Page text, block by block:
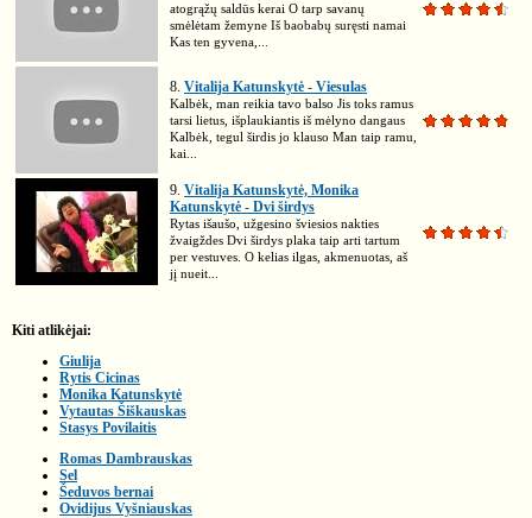
atogrąžų saldūs kerai O tarp savanų
smėlėtam žemyne Iš baobabų suręsti namai
Kas ten gyvena,...
8. Vitalija Katunskytė - Viesulas
Kalbėk, man reikia tavo balso Jis toks ramus
tarsi lietus, išplaukiantis iš mėlyno dangaus
Kalbėk, tegul širdis jo klauso Man taip ramu,
kai...
9. Vitalija Katunskytė, Monika
Katunskytė - Dvi širdys
Rytas išaušo, užgesino šviesios nakties
žvaigždes Dvi širdys plaka taip arti tartum
per vestuves. O kelias ilgas, akmenuotas, aš
jį nueit...
Kiti atlikėjai:
Giulija
Rytis Cicinas
Monika Katunskytė
Vytautas Šiškauskas
Stasys Povilaitis
Romas Dambrauskas
Sel
Šeduvos bernai
Ovidijus Vyšniauskas